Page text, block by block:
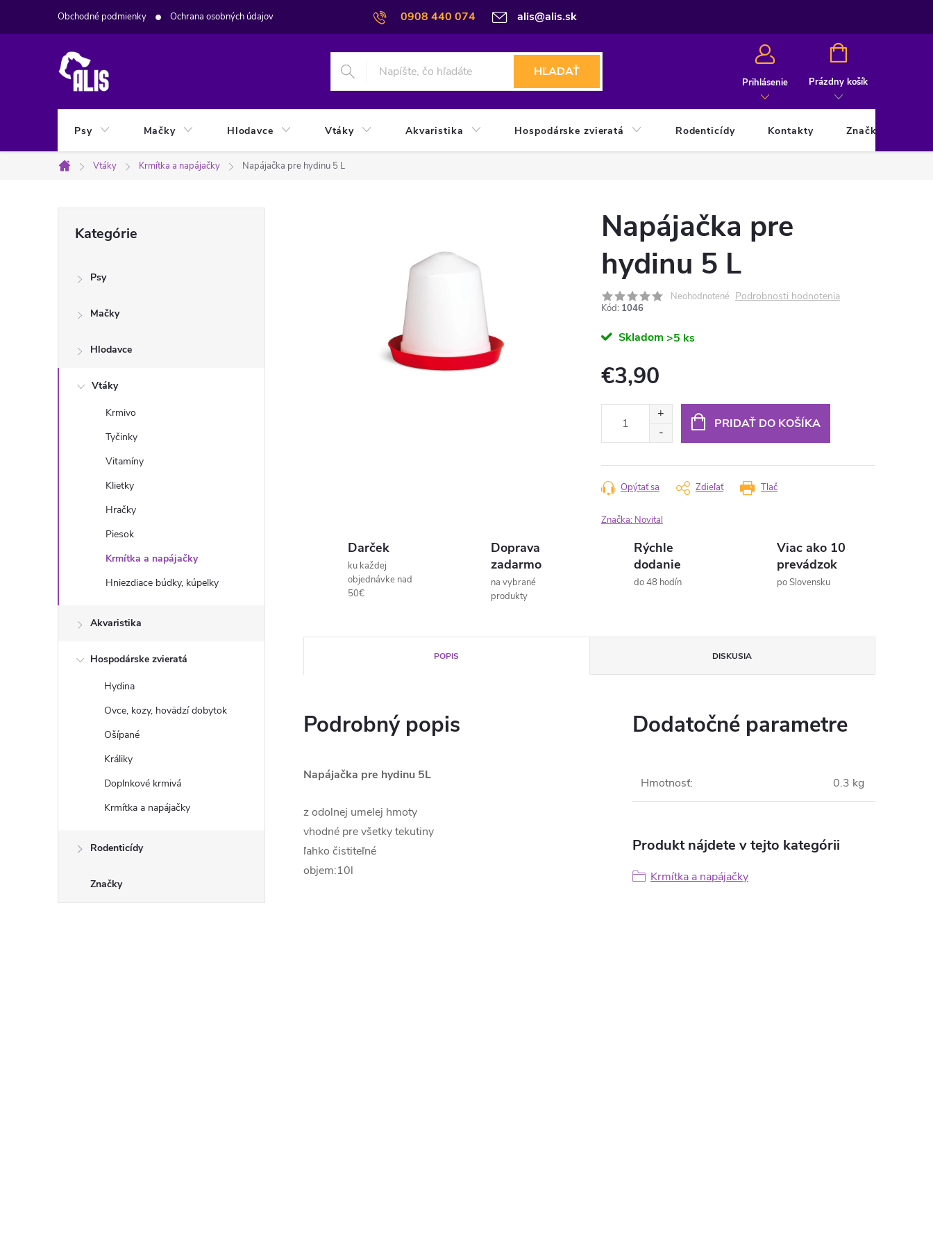
0908 440 074 alis@alis.sk
Obchodné podmienky Ochrana osobných údajov
HĽADAŤ
Prihlásenie
NÁKUPNÝ
Prázdny košík
Psy Mačky Hlodavce Vtáky Akvaristika Hospodárske zvieratá Rodenticídy Kontakty Značky
Domov
Vtáky Krmítka a napájačky Napájačka pre hydinu 5 L
ý
kategórie
Kategórie
Psy
Mačky
Hlodavce
Vtáky
Krmivo
Tyčinky
Vitamíny
Klietky
Hračky
Piesok
Krmítka a napájačky
Hniezdiace búdky, kúpelky
Akvaristika
Hospodárske zvieratá
Hydina
Ovce, kozy, hovädzí dobytok
Ošípané
Králiky
Doplnkové krmivá
Krmítka a napájačky
Rodenticídy
Značky
Napájačka pre
hydinu 5 L
Neohodnotené Podrobnosti hodnotenia
Kód: 1046
Skladom >5 ks
€3,90
PRIDAŤ DO KOŠÍKA
Tlač
Opýtať sa Zdieľať
Značka: Novital
Darček
ku každej
objednávke nad
50€
Doprava
zadarmo
na vybrané
produkty
Rýchle
dodanie
do 48 hodín
Viac ako 10
prevádzok
po Slovensku
POPIS DISKUSIA
Podrobný popis
Napájačka pre hydinu 5L
z odolnej umelej hmoty
vhodné pre všetky tekutiny
ľahko čistiteľné
objem:10l
Dodatočné parametre
Hmotnosť: 0.3 kg
Produkt nájdete v tejto kategórii
Krmítka a napájačky